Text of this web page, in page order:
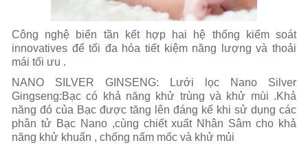
Công nghệ biến tần kết hợp hai hệ thống kiểm soát
innovatives để tối đa hóa tiết kiệm năng lượng và thoải
mái tối ưu .
NANO SILVER GINSENG: Lưới lọc Nano Silver
Gingseng:Bạc có khả năng khử trùng và khử mùi .Khả
năng đó của Bạc được tăng lên đáng kể khi sử dụng các
phân tử Bạc Nano ,cùng chiết xuất Nhân Sâm cho khả
năng khử khuẩn , chống nấm mốc và khử mủi